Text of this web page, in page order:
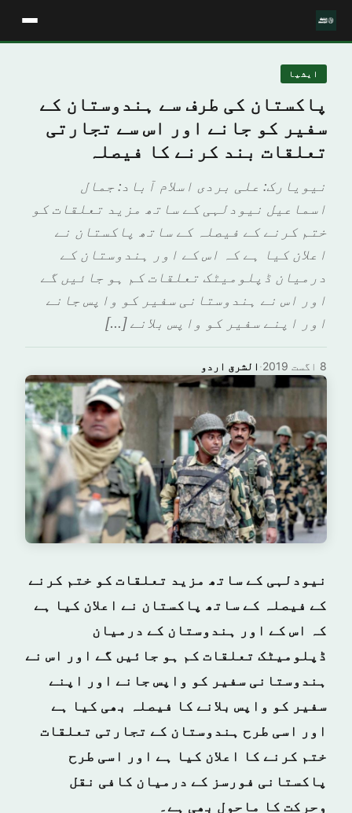
ايشيا
پاکستان کی طرف سے ہندوستان کے
سفیر کو جانے اور اس سے تجارتی
تعلقات بند کرنے کا فیصلہ
نیویارک: علی بردی اسلام آباد: جمال
اسماعیل نیودلہی کے ساتھ مزید تعلقات کو
ختم کرنے کے فیصلہ کے ساتھ پاکستان نے
اعلان کیا ہے کہ اس کے اور ہندوستان کے
درمیان ڈپلومیٹک تعلقات کم ہو جائیں گے
اور اس نے ہندوستانی سفیر کو واپس جانے
اور اپنے سفیر کو واپس بلانے […]
الشرق اردو · 8 اگست 2019
نیودلہی کے ساتھ مزید تعلقات کو ختم کرنے
کے فیصلہ کے ساتھ پاکستان نے اعلان کیا ہے
کہ اس کے اور ہندوستان کے درمیان
ڈپلومیٹک تعلقات کم ہو جائیں گے اور اس نے
ہندوستانی سفیر کو واپس جانے اور اپنے
سفیر کو واپس بلانے کا فیصلہ بھی کیا ہے
اور اسی طرح ہندوستان کے تجارتی تعلقات
ختم کرنے کا اعلان کیا ہے اور اسی طرح
پاکستانی فورسز کے درمیان کافی نقل
وحرکت کا ماحول بھی ہے۔